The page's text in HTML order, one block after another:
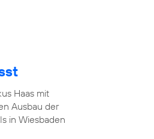
Haas mit
Ausbau der
in Wiesbaden